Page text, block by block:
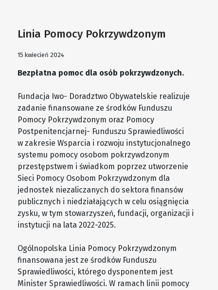
Linia Pomocy Pokrzywdzonym
15 kwiecień 2024
Bezpłatna pomoc dla osób pokrzywdzonych.
Fundacja Iwo- Doradztwo Obywatelskie realizuje
zadanie finansowane ze środków Funduszu
Pomocy Pokrzywdzonym oraz Pomocy
Postpenitencjarnej- Funduszu Sprawiedliwości
w zakresie Wsparcia i rozwoju instytucjonalnego
systemu pomocy osobom pokrzywdzonym
przestępstwem i świadkom poprzez utworzenie
Sieci Pomocy Osobom Pokrzywdzonym dla
jednostek niezaliczanych do sektora finansów
publicznych i niedziałających w celu osiągnięcia
zysku, w tym stowarzyszeń, fundacji, organizacji i
instytucji na lata 2022-2025.
Ogólnopolska Linia Pomocy Pokrzywdzonym
finansowana jest ze środków Funduszu
Sprawiedliwości, którego dysponentem jest
Minister Sprawiedliwości. W ramach linii pomocy